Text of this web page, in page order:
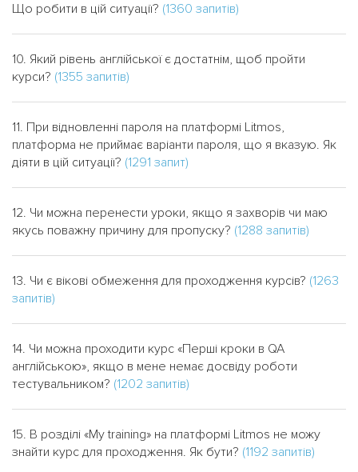
Що робити в цій ситуації? (1360 запитів)
10. Який рівень англійської є достатнім, щоб пройти
курси? (1355 запитів)
11. При відновленні пароля на платформі Litmos,
платформа не приймає варіанти пароля, що я вказую. Як
діяти в цій ситуації? (1291 запит)
12. Чи можна перенести уроки, якщо я захворів чи маю
якусь поважну причину для пропуску? (1288 запитів)
13. Чи є вікові обмеження для проходження курсів? (1263
запитів)
14. Чи можна проходити курс «Перші кроки в QA
англійською», якщо в мене немає досвіду роботи
тестувальником? (1202 запитів)
15. В розділі «My training» на платформі Litmos не можу
знайти курс для проходження. Як бути? (1192 запитів)